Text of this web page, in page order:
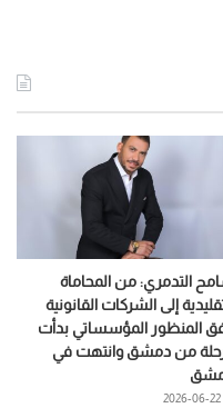
التدمري: من المحاماة
إلى الشركات القانونية
المنظور المؤسساتي بدأت
من دمشق وانتهت في
2026-06-22